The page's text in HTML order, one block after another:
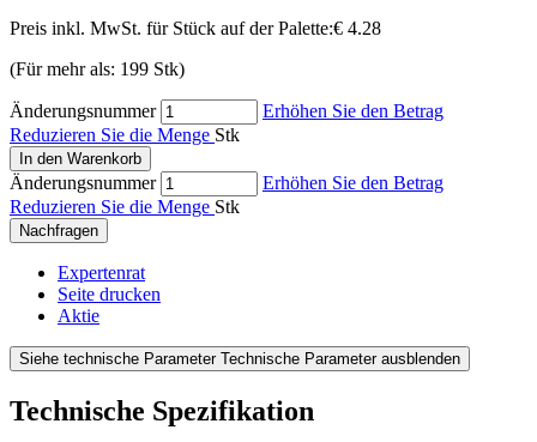
Preis inkl. MwSt. für Stück auf der Palette:€ 4.28
(Für mehr als: 199 Stk)
Änderungsnummer
Erhöhen Sie den Betrag
Reduzieren Sie die Menge Stk
In den Warenkorb
Änderungsnummer
Erhöhen Sie den Betrag
Reduzieren Sie die Menge Stk
Nachfragen
Expertenrat
Seite drucken
Aktie
Siehe technische Parameter Technische Parameter ausblenden
Technische Spezifikation